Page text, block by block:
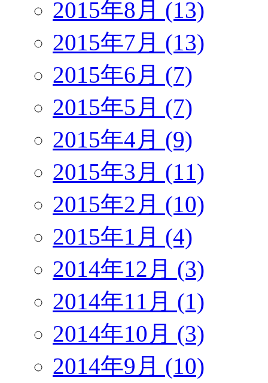
2015年8月 (13)
2015年7月 (13)
2015年6月 (7)
2015年5月 (7)
2015年4月 (9)
2015年3月 (11)
2015年2月 (10)
2015年1月 (4)
2014年12月 (3)
2014年11月 (1)
2014年10月 (3)
2014年9月 (10)